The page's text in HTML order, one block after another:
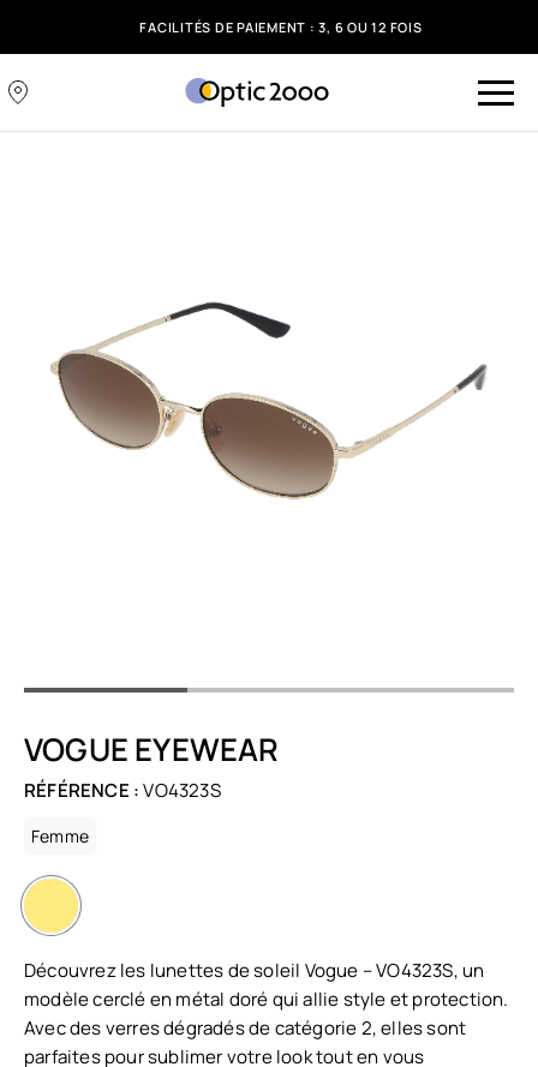
FACILITÉS DE PAIEMENT : 3, 6 OU 12 FOIS
VOGUE EYEWEAR
RÉFÉRENCE :VO4323S
Femme
Découvrez les lunettes de soleil Vogue – VO4323S, un
modèle cerclé en métal doré qui allie style et protection.
Avec des verres dégradés de catégorie 2, elles sont
parfaites pour sublimer votre look tout en vous